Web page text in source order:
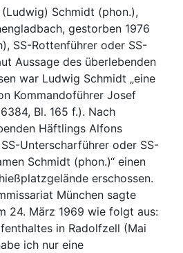
Schmidt (phon.),
gestorben 1976
SS-Rottenführer oder SS-
Aussage des überlebenden
war Ludwig Schmidt „eine
Kommandoführer Josef
Bl. 165 f.). Nach
Häftlings Alfons
Unterscharführer oder SS-
Schmidt (phon.)“ einen
erschossen.
München sagte
24. März 1969 wie folgt aus:
in Radolfzell (Mai
ich nur eine